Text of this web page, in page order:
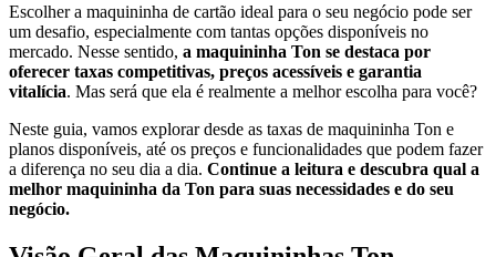
Escolher a maquininha de cartão ideal para o seu negócio pode ser
um desafio, especialmente com tantas opções disponíveis no
mercado. Nesse sentido, a maquininha Ton se destaca por
oferecer taxas competitivas, preços acessíveis e garantia
vitalícia. Mas será que ela é realmente a melhor escolha para você?
Neste guia, vamos explorar desde as taxas de maquininha Ton e
planos disponíveis, até os preços e funcionalidades que podem fazer
a diferença no seu dia a dia. Continue a leitura e descubra qual a
melhor maquininha da Ton para suas necessidades e do seu
negócio.